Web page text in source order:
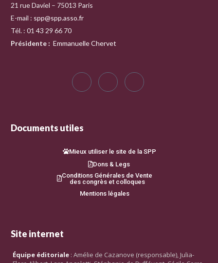
21 rue Daviel – 75013 Paris
E-mail : spp@spp.asso.fr
Tél. : 01 43 29 66 70
Présidente : Emmanuelle Chervet
Documents utiles
Mieux utiliser le site de la SPP
Dons & Legs
Conditions Générales de Vente
des congrès et colloques
Mentions légales
Site internet
Équipe éditoriale : Amélie de Cazanove (responsable), Julia-